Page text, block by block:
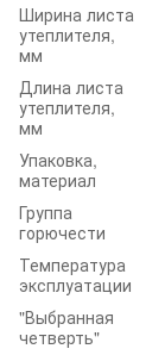
Ширина листа
утеплителя,
мм
Длина листа
утеплителя,
мм
Упаковка,
материал
Группа
горючести
Температура
эксплуатации
"Выбранная
четверть"